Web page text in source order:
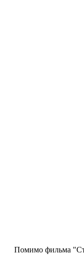
Помимо фильма